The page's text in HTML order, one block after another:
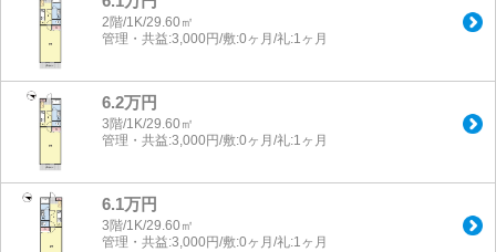
2階/1K/29.60㎡
管理・共益:3,000円/敷:0ヶ月/礼:1ヶ月
6.2万円
3階/1K/29.60㎡
管理・共益:3,000円/敷:0ヶ月/礼:1ヶ月
6.1万円
3階/1K/29.60㎡
管理・共益:3,000円/敷:0ヶ月/礼:1ヶ月